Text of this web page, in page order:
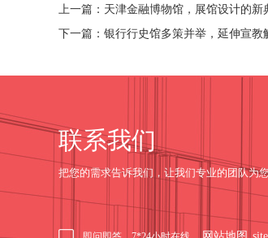
上一篇：天津金融博物馆，展馆设计的新
下一篇：银行行史馆多策并举，延伸宣教
联系我们
把您的需求告诉我们，让我们专业的团队为